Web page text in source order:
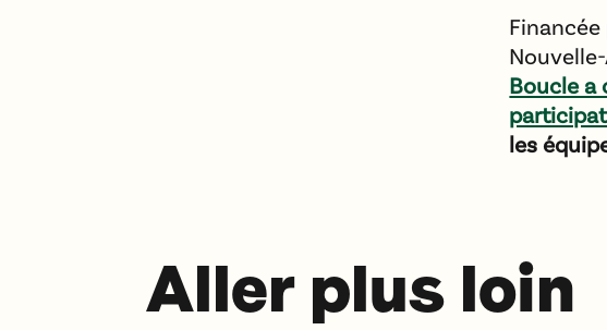
Boucle a
les
Aller plus loin